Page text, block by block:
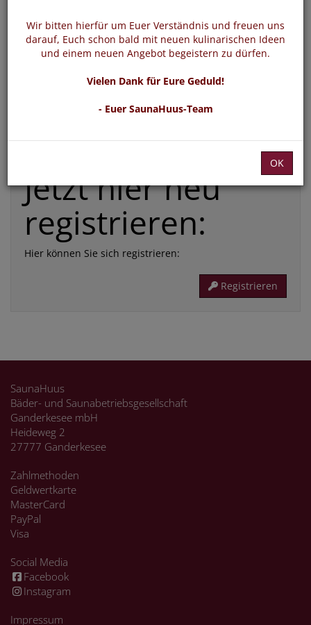
Die mit * gekennzeichneten Felder sind Pflichtfelder
Passwort vergessen Login
Jetzt hier neu
registrieren:
Hier können Sie sich registrieren:
Registrieren
SaunaHuus
Bäder- und Saunabetriebsgesellschaft
Ganderkesee mbH
Heideweg 2
27777 Ganderkesee
Zahlmethoden
Geldwertkarte
MasterCard
PayPal
Visa
Social Media
Facebook
Instagram
Impressum
Wir bitten hierfür um Euer Verständnis und freuen uns
darauf, Euch schon bald mit neuen kulinarischen Ideen
und einem neuen Angebot begeistern zu dürfen.
Vielen Dank für Eure Geduld!
- Euer SaunaHuus-Team
OK